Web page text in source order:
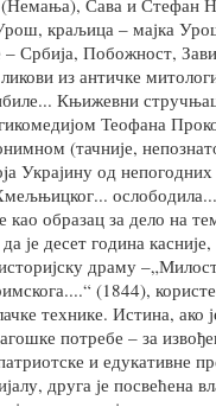
краљица – мајка
– Србија, Побожност,
из античке
Књижевни
Теофана
(тачније,
Украјину од
образац за дело на
је десет година
драму
(1844),
технике. Истина, ако
потребе – за
и едукативне
друга је посвећена